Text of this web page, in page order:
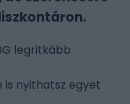
legritkább
is nyithatsz egyet